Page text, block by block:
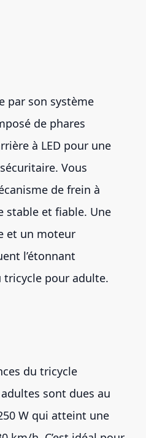
par son système
de phares
à LED pour une
Vous
de frein à
stable et fiable. Une
et un moteur
l’étonnant
pour adulte.
du tricycle
sont dues au
W qui atteint une